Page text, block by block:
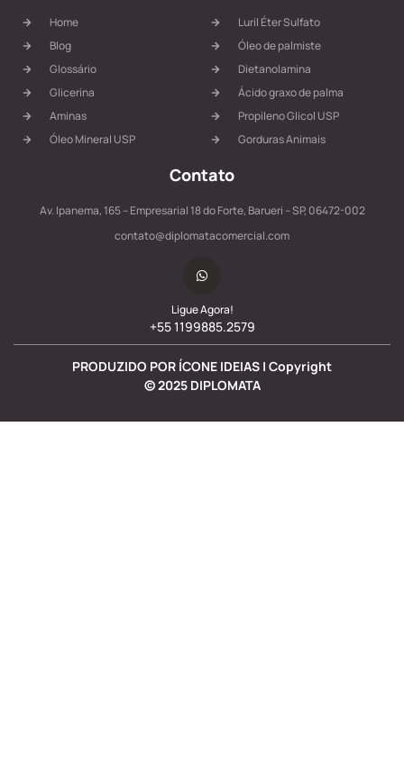
Home
Blog
Glossário
Glicerina
Aminas
Óleo Mineral USP
Luril Éter Sulfato
Óleo de palmiste
Dietanolamina
Ácido graxo de palma
Propileno Glicol USP
Gorduras Animais
Contato
Av. Ipanema, 165 – Empresarial 18 do Forte, Barueri – SP, 06472-002
contato@diplomatacomercial.com
Ligue Agora!
+55 1199885.2579
PRODUZIDO POR ÍCONE IDEIAS | Copyright
©2025DIPLOMATA